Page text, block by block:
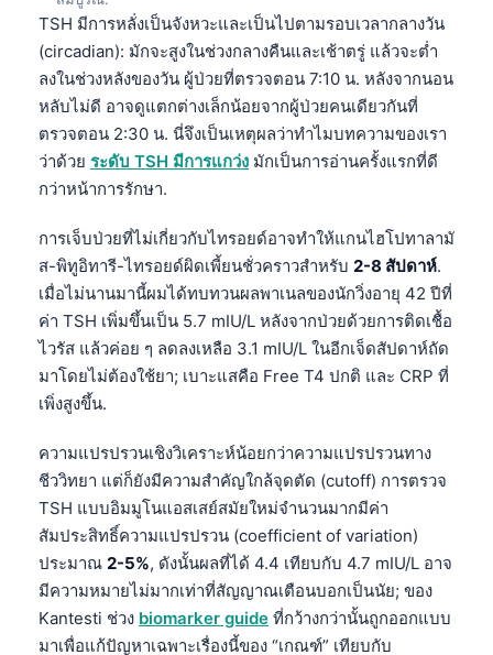
TSH มีการหลั่งเป็นจังหวะและเป็นไปตามรอบเวลากลางวัน
(circadian): มักจะสูงในช่วงกลางคืนและเช้าตรู่ แล้วจะต่ำ
ลงในช่วงหลังของวัน ผู้ป่วยที่ตรวจตอน 7:10 น. หลังจากนอน
หลับไม่ดี อาจดูแตกต่างเล็กน้อยจากผู้ป่วยคนเดียวกันที่
ตรวจตอน 2:30 น. นี่จึงเป็นเหตุผลว่าทำไมบทความของเรา
ว่าด้วย ระดับ TSH มีการแกว่ง มักเป็นการอ่านครั้งแรกที่ดี
กว่าหน้าการรักษา.
การเจ็บป่วยที่ไม่เกี่ยวกับไทรอยด์อาจทำให้แกนไฮโปทาลามั
ส-พิทูอิทารี-ไทรอยด์ผิดเพี้ยนชั่วคราวสำหรับ 2-8 สัปดาห์.
เมื่อไม่นานมานี้ผมได้ทบทวนผลพาเนลของนักวิ่งอายุ 42 ปีที่
ค่า TSH เพิ่มขึ้นเป็น 5.7 mIU/L หลังจากป่วยด้วยการติดเชื้อ
ไวรัส แล้วค่อย ๆ ลดลงเหลือ 3.1 mIU/L ในอีกเจ็ดสัปดาห์ถัด
มาโดยไม่ต้องใช้ยา; เบาะแสคือ Free T4 ปกติ และ CRP ที่
เพิ่งสูงขึ้น.
ความแปรปรวนเชิงวิเคราะห์น้อยกว่าความแปรปรวนทาง
ชีววิทยา แต่ก็ยังมีความสำคัญใกล้จุดตัด (cutoff) การตรวจ
TSH แบบอิมมูโนแอสเสย์สมัยใหม่จำนวนมากมีค่า
สัมประสิทธิ์ความแปรปรวน (coefficient of variation)
ประมาณ 2-5%, ดังนั้นผลที่ได้ 4.4 เทียบกับ 4.7 mIU/L อาจ
มีความหมายไม่มากเท่าที่สัญญาณเตือนบอกเป็นนัย; ของ
Kantesti ช่วง biomarker guide ที่กว้างกว่านั้นถูกออกแบบ
มาเพื่อแก้ปัญหาเฉพาะเรื่องนี้ของ “เกณฑ์” เทียบกับ